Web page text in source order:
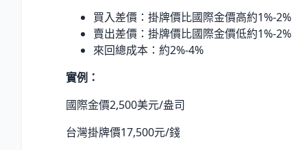
買入差價：掛牌價比國際金價高約1%-2%
賣出差價：掛牌價比國際金價低約1%-2%
來回總成本：約2%-4%
實例：
國際金價2,500美元/盎司
台灣掛牌價17,500元/錢